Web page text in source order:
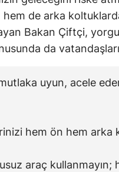
de arka
Bakan Çiftçi,
da
mutlaka uyun, acele
hem ön hem arka
araç